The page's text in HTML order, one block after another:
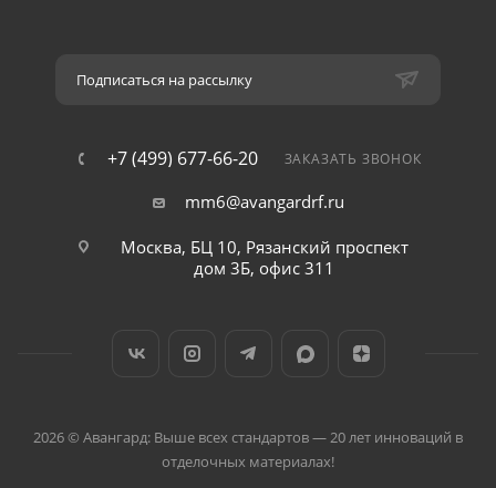
Подписаться на рассылку
+7 (499) 677-66-20 ЗАКАЗАТЬ ЗВОНОК
mm6@avangardrf.ru
Москва, БЦ 10, Рязанский проспект
дом 3Б, офис 311
2026 © Авангард: Выше всех стандартов — 20 лет инноваций в
отделочных материалах!